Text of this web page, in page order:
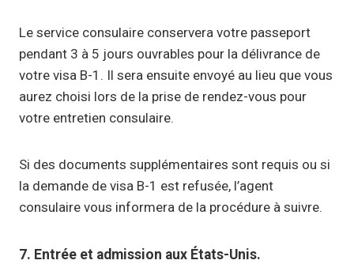
Le service consulaire conservera votre passeport
pendant 3 à 5 jours ouvrables pour la délivrance de
votre visa B-1. Il sera ensuite envoyé au lieu que vous
aurez choisi lors de la prise de rendez-vous pour
votre entretien consulaire.
Si des documents supplémentaires sont requis ou si
la demande de visa B-1 est refusée, l’agent
consulaire vous informera de la procédure à suivre.
7. Entrée et admission aux États-Unis.